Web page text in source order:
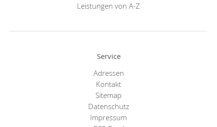
Leistungen von A-Z
Service
Adressen
Kontakt
Sitemap
Datenschutz
Impressum